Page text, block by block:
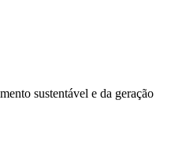
sustentável e da geração